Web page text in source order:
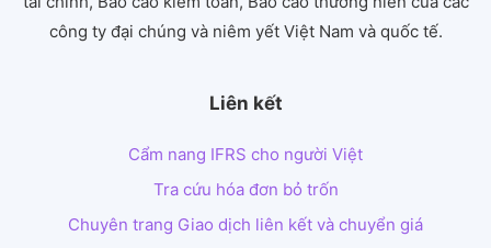
công ty đại chúng và niêm yết Việt Nam và quốc tế.
Liên kết
Cẩm nang IFRS cho người Việt
Tra cứu hóa đơn bỏ trốn
Chuyên trang Giao dịch liên kết và chuyển giá